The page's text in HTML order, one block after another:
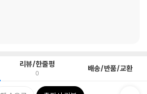
리뷰/한줄평
0 배송/반품/교환